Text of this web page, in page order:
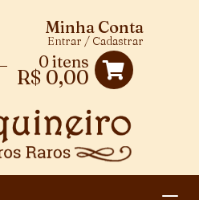
0 itens
R$ 0,00
Minha Conta
Entrar / Cadastrar